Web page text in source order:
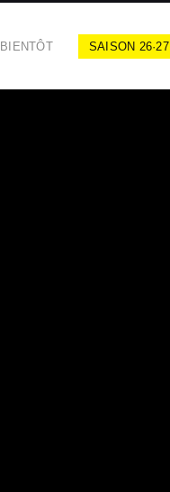
BIENTÔT SAISON 26·27